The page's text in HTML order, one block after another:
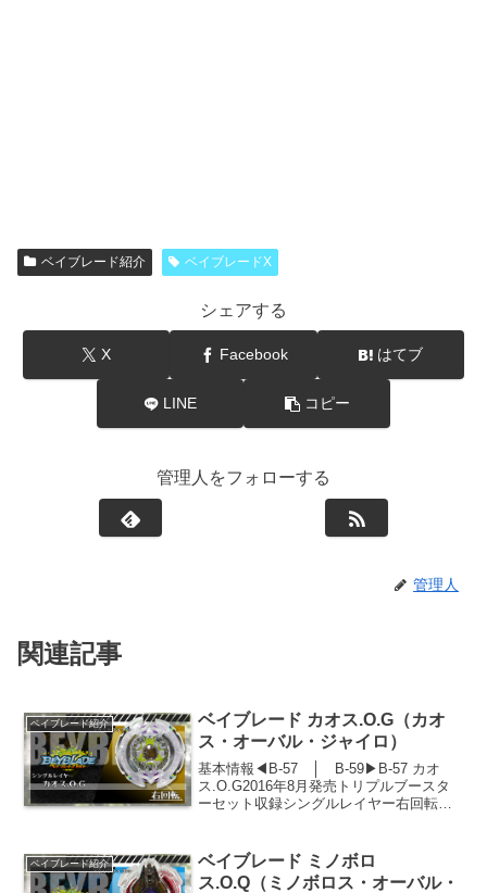
ベイブレード紹介 ベイブレードX
シェアする
X Facebook はてブ
LINE コピー
管理人をフォローする
管理人
関連記事
ベイブレード紹介
ベイブレード カオス.O.G（カオ
ス・オーバル・ジャイロ）
基本情報◀B-57 │ B-59▶B-57 カオ
ス.O.G2016年8月発売トリプルブースタ
ーセット収録シングルレイヤー右回転ス
量32.1g持久タイム1分25秒7...
ベイブレード紹介
ベイブレード ミノボロ
ス.O.Q（ミノボロス・オーバル・